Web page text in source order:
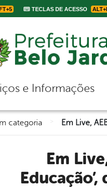
TECLAS DE ACESSO
principal de navegação
e Informações
categoria
Em Live, AEB divulga programa ‘Município Amigo da